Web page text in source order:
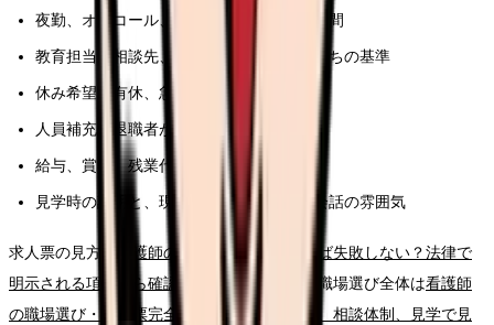
夜勤、オンコール、残業、前残業、記録時間
教育担当、相談先、フォロー期間、独り立ちの基準
休み希望、有休、急な休みへの対応
人員補充、退職者が出た時の業務分担
給与、賞与、残業代、昇給、各種手当
見学時の説明と、現場スタッフの表情や会話の雰囲気
求人票の見方は
看護師の求人票、どこを見れば失敗しない？法律で
明示される項目から確認する読み方ガイド
、職場選び全体は看護師
の職場選び・求人票完全ガイド。条件、教育、相談体制、見学で見